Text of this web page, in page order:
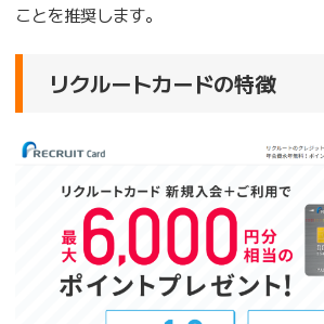
ことを推奨します。
リクルートカードの特徴